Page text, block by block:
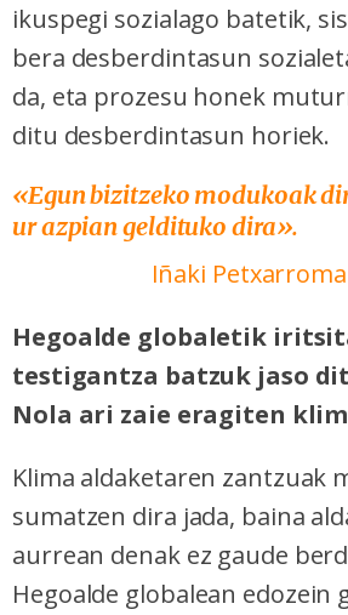
ikuspegi sozialago batetik,
bera desberdintasun
da, eta prozesu honek
ditu desberdintasun horiek.
«Egun bizitzeko modukoak
ur azpian geldituko dira».
Iñaki
Hegoalde globaletik
testigantza batzuk jaso
Nola ari zaie eragiten
Klima aldaketaren zantzuak
sumatzen dira jada, baina
aurrean denak ez gaude
Hegoalde globalean edozein